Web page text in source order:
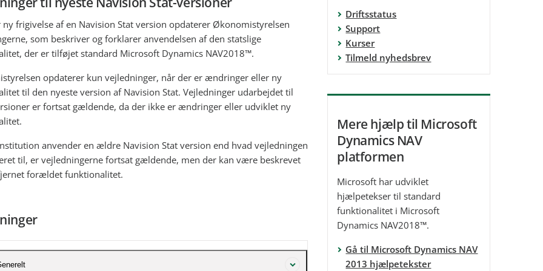
ny frigivelse af en Navision Stat version opdaterer Økonomistyrelsen
som beskriver og forklarer anvendelsen af den statslige
der er tilføjet standard Microsoft Dynamics NAV2018™.
opdaterer kun vejledninger, når der er ændringer eller ny
til den nyeste version af Navision Stat. Vejledninger udarbejdet til
er fortsat gældende, da der ikke er ændringer eller udviklet ny
anvender en ældre Navision Stat version end hvad vejledningen
til, er vejledningerne fortsat gældende, men der kan være beskrevet
forældet funktionalitet.
Driftsstatus
Support
Kurser
Tilmeld nyhedsbrev
Mere hjælp til Microsoft
Dynamics NAV
platformen
Microsoft har udviklet
hjælpetekser til standard
funktionalitet i Microsoft
Dynamics NAV2018™.
Gå til Microsoft Dynamics NAV
2013 hjælpetekster